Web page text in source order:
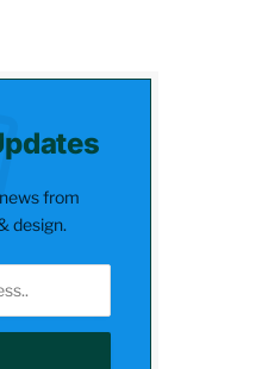
from
design.